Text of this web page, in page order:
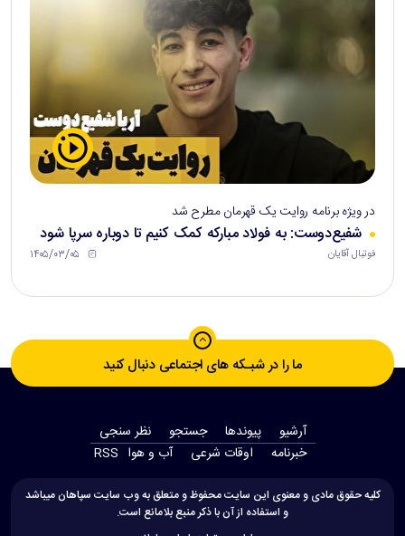
در ویژه برنامه روایت یک قهرمان مطرح شد
شفیع‌دوست: به فولاد مبارکه کمک کنیم تا دوباره سرپا شود
فوتبال آقایان ۱۴۰۵/۰۳/۰۵
ما را در شبـکه های اجتماعی دنبال کنید
آرشیو پیوندها جستجو
نظر سنجی
‫خبرنامه‬
اوقات شرعی آب و هوا RSS
کلیه حقوق مادی و معنوی این سایت محفوظ و متعلق به وب سایت سپاهان میباشد
و استفاده از آن با ذکر منبع بلامانع است.